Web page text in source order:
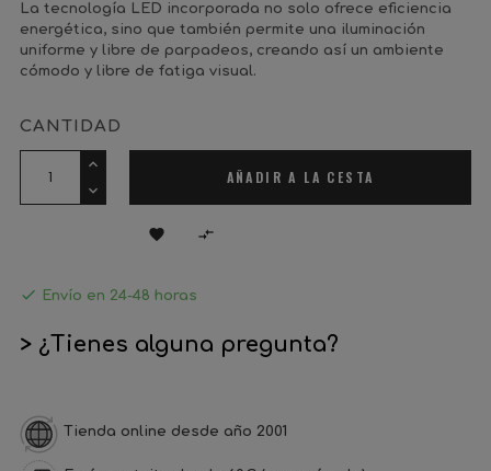
La tecnología LED incorporada no solo ofrece eficiencia
energética, sino que también permite una iluminación
uniforme y libre de parpadeos, creando así un ambiente
cómodo y libre de fatiga visual.
CANTIDAD
AÑADIR A LA CESTA
 
 Envío en 24-48 horas
> ¿Tienes alguna pregunta?
Tienda online desde año 2001